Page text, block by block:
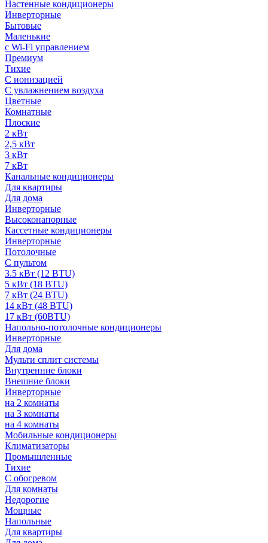
Настенные кондиционеры
Инверторные
Бытовые
Маленькие
с Wi-Fi управлением
Премиум
Тихие
С ионизацией
С увлажнением воздуха
Цветные
Комнатные
Плоские
2 кВт
2,5 кВт
3 кВт
7 кВт
Канальные кондиционеры
Для квартиры
Для дома
Инверторные
Высоконапорные
Кассетные кондиционеры
Инверторные
Потолочные
С пультом
3.5 кВт (12 BTU)
5 кВт (18 BTU)
7 кВт (24 BTU)
14 кВт (48 BTU)
17 кВт (60BTU)
Напольно-потолочные кондиционеры
Инверторные
Для дома
Мульти сплит системы
Внутренние блоки
Внешние блоки
Инверторные
на 2 комнаты
на 3 комнаты
на 4 комнаты
Мобильные кондиционеры
Климатизаторы
Промышленные
Тихие
С обогревом
Для комнаты
Недорогие
Мощные
Напольные
Для квартиры